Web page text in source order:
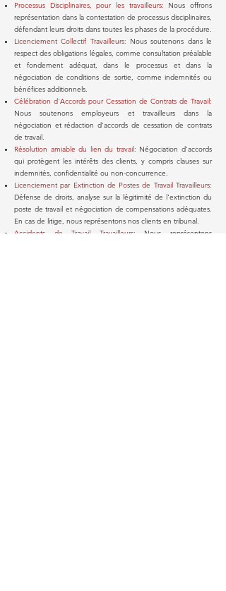
Processus Disciplinaires, pour les travailleurs: Nous offrons
représentation dans la contestation de processus disciplinaires,
défendant leurs droits dans toutes les phases de la procédure.
Licenciement Collectif Travailleurs: Nous soutenons dans le
respect des obligations légales, comme consultation préalable
et fondement adéquat, dans le processus et dans la
négociation de conditions de sortie, comme indemnités ou
bénéfices additionnels.
​Célébration d'Accords pour Cessation de Contrats de Travail:
Nous soutenons employeurs et travailleurs dans la
négociation et rédaction d'accords de cessation de contrats
de travail.
Résolution amiable du lien du travail: Négociation d'accords
qui protègent les intérêts des clients, y compris clauses sur
indemnités, confidentialité ou non-concurrence.
Licenciement par Extinction de Postes de Travail Travailleurs:
Défense de droits, analyse sur la légitimité de l'extinction du
poste de travail et négociation de compensations adéquates.
En cas de litige, nous représentons nos clients en tribunal.
Accidents de Travail Travailleurs: Nous représentons